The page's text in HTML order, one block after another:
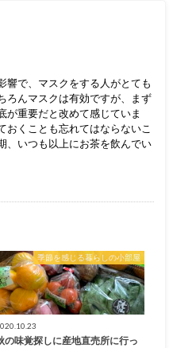
響で、マスクをする人がとても
ろんマスクは有効ですが、まず
が重要だと改めて感じていま
おくことも忘れてはならないこ
、いつも以上にお茶を飲んでい
季節を感じる暮らしの小部屋
の味覚探しに産地直売所に行っ